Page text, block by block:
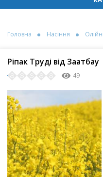
Головна Насіння Олійні
Ріпак Труді від Заатбау
49